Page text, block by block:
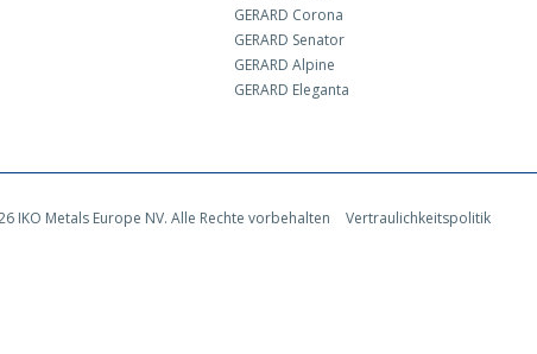
GERARD Corona
GERARD Senator
GERARD Alpine
GERARD Eleganta
IKO Metals Europe NV. Alle Rechte vorbehalten
Vertraulichkeitspolitik